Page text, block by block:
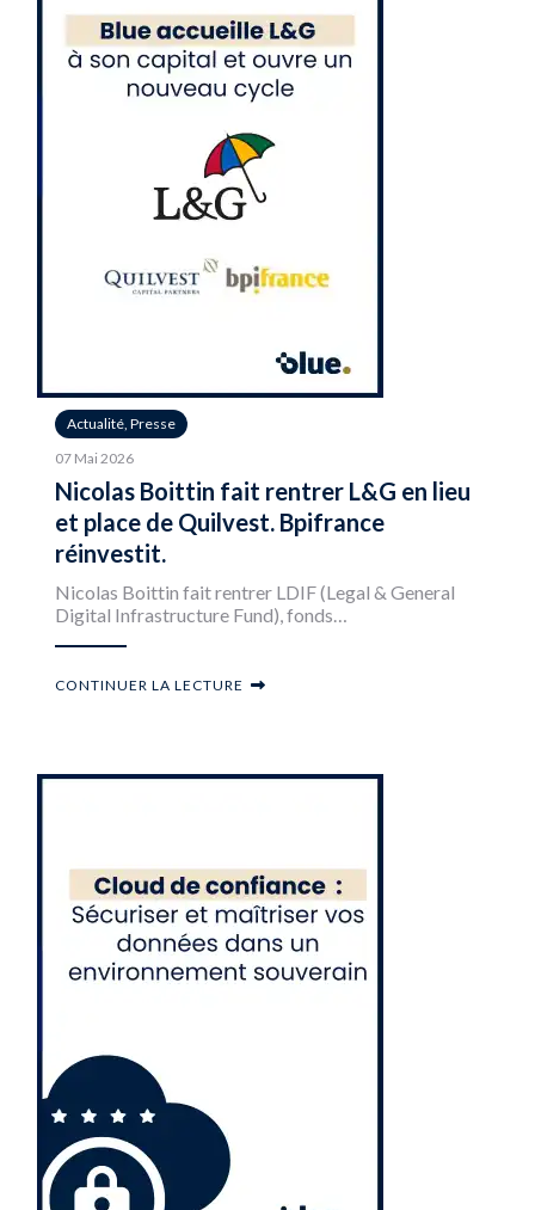
Actualité, Presse
07 Mai 2026
Nicolas Boittin fait rentrer L&G en lieu
et place de Quilvest. Bpifrance
réinvestit.
Nicolas Boittin fait rentrer LDIF (Legal & General
Digital Infrastructure Fund), fonds…
CONTINUER LA LECTURE